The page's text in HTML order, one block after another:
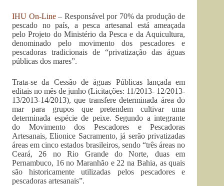
IHU On-Line– Responsável por 70% da produção de
pescado no país, a pesca artesanal está ameaçada
pelo Projeto do Ministério da Pesca e da Aquicultura,
denominado pelo movimento dos pescadores e
pescadoras tradicionais de “privatização das águas
públicas dos mares”.
Trata-se da Cessão de águas Públicas lançada em
editais no mês de junho (Licitações: 11/2013- 12/2013-
13/2013-14/2013), que transfere determinada área do
mar para grupos que pretendem cultivar uma
determinada espécie de peixe. Segundo a integrante
do Movimento dos Pescadores e Pescadoras
Artesanais, Elionice Sacramento, já serão privatizadas
áreas em cinco estados brasileiros, sendo “três áreas no
Ceará, 26 no Rio Grande do Norte, duas em
Pernambuco, 16 no Maranhão e 22 na Bahia, as quais
são historicamente utilizadas pelos pescadores e
pescadoras artesanais”.